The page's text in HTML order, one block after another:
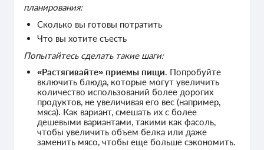
планирования:
Сколько вы готовы потратить
Что вы хотите съесть
Попытайтесь сделать такие шаги:
«Растягивайте» приемы пищи. Попробуйте
включить блюда, которые могут увеличить
количество использований более дорогих
продуктов, не увеличивая его вес (например,
мяса). Как вариант, смешать их с более
дешевыми вариантами, такими как фасоль,
чтобы увеличить объем белка или даже
заменить мясо, чтобы еще больше сэкономить.